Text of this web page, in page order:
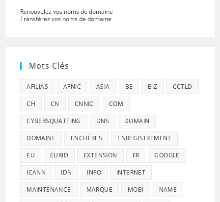
Renouvelez vos noms de domaine
Transférez vos noms de domaine
Mots Clés
AFILIAS AFNIC ASIA BE BIZ CCTLD
CH CN CNNIC COM
CYBERSQUATTING DNS DOMAIN
DOMAINE ENCHÈRES ENREGISTREMENT
EU EURID EXTENSION FR GOOGLE
ICANN IDN INFO INTERNET
MAINTENANCE MARQUE MOBI NAME